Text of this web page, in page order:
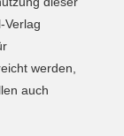
Verlag
werden,
auch